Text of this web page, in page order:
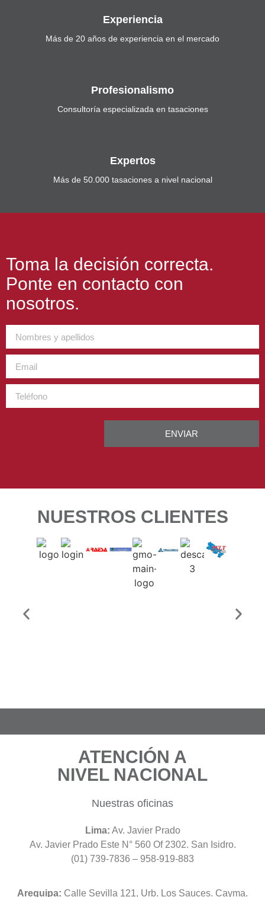
Experiencia
Más de 20 años de experiencia en el mercado
Profesionalismo
Consultoría especializada en tasaciones
Expertos
Más de 50.000 tasaciones a nivel nacional
Toma la decisión correcta.
Ponte en contacto con
nosotros.
ENVIAR
NUESTROS CLIENTES
ATENCIÓN A
NIVEL NACIONAL
Nuestras oficinas
Lima: Av. Javier Prado
Av. Javier Prado Este N° 560 Of 2302. San Isidro.
(01) 739-7836 – 958-919-883
Arequipa: Calle Sevilla 121, Urb. Los Sauces. Cayma.